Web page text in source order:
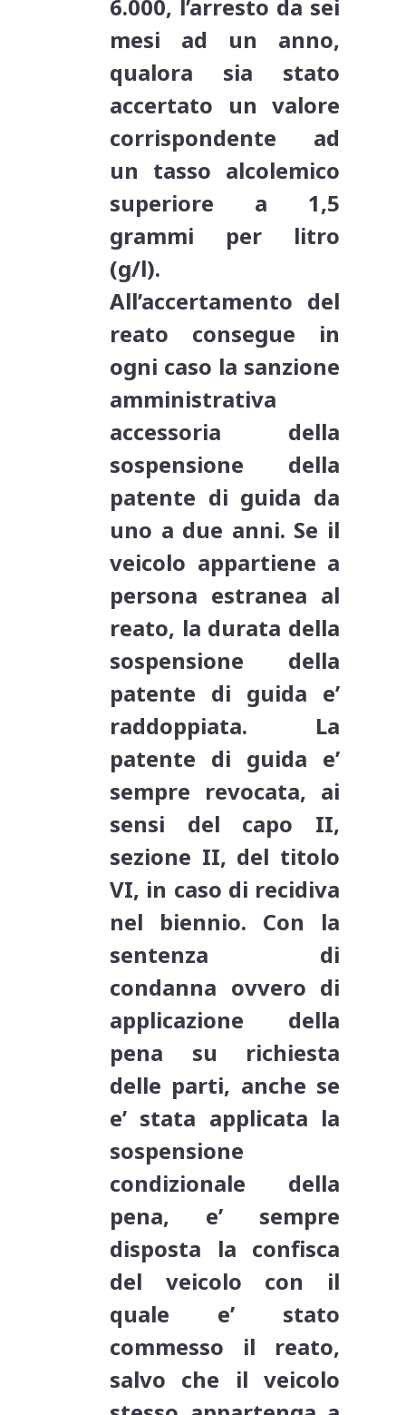
6.000, l’arresto da sei
mesi ad un anno,
qualora sia stato
accertato un valore
corrispondente ad
un tasso alcolemico
superiore a 1,5
grammi per litro
(g/l).
All’accertamento del
reato consegue in
ogni caso la sanzione
amministrativa
accessoria della
sospensione della
patente di guida da
uno a due anni. Se il
veicolo appartiene a
persona estranea al
reato, la durata della
sospensione della
patente di guida e’
raddoppiata. La
patente di guida e’
sempre revocata, ai
sensi del capo II,
sezione II, del titolo
VI, in caso di recidiva
nel biennio. Con la
sentenza di
condanna ovvero di
applicazione della
pena su richiesta
delle parti, anche se
e’ stata applicata la
sospensione
condizionale della
pena, e’ sempre
disposta la confisca
del veicolo con il
quale e’ stato
commesso il reato,
salvo che il veicolo